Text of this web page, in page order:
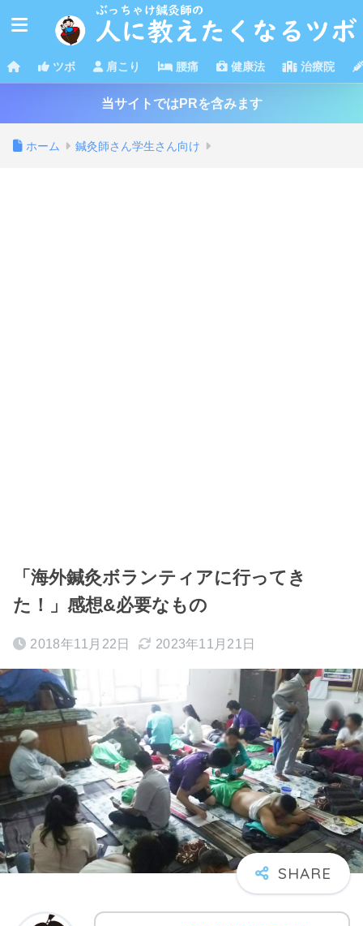
ツボ 肩こり 腰痛 健康法 治療院
当サイトではPRを含みます
ホーム 鍼灸師さん学生さん向け
「海外鍼灸ボランティアに行ってき
た！」感想&必要なもの
2018年11月22日 2023年11月21日